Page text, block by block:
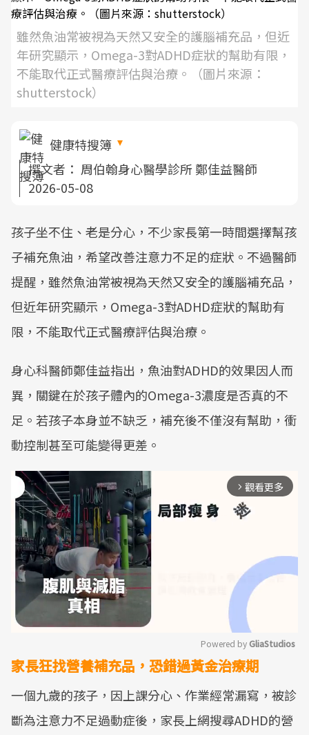
雖然魚油常被視為天然又安全的護腦補充品，但近
年研究顯示，Omega-3對ADHD症狀的幫助有限，
不能取代正式醫療評估與治療。（圖片來源：
shutterstock）
健康特搜簿
撰文者： 周伯翰身心醫學診所 鄭佳益醫師
2026-05-08
孩子坐不住、老是分心，不少家長第一時間選擇幫孩
子補充魚油，希望改善注意力不足的症狀。不過醫師
提醒，雖然魚油常被視為天然又安全的護腦補充品，
但近年研究顯示，Omega-3對ADHD症狀的幫助有
限，不能取代正式醫療評估與治療。
身心科醫師鄭佳益指出，魚油對ADHD的效果因人而
異，關鍵在於孩子體內的Omega-3濃度是否真的不
足。若孩子本身並不缺乏，補充後不僅沒有幫助，衝
動控制甚至可能變得更差。
arrow_forward_ios 觀看更多
Mute
Powered by GliaStudios
家長狂找營養補充品，恐錯過黃金治療期
一個九歲的孩子，因上課分心、作業經常漏寫，被診
斷為注意力不足過動症後，家長上網搜尋ADHD的營